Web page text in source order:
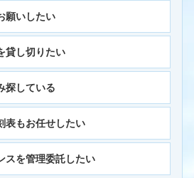
願いしたい
貸し切りたい
探している
表もお任せしたい
スを管理委託したい